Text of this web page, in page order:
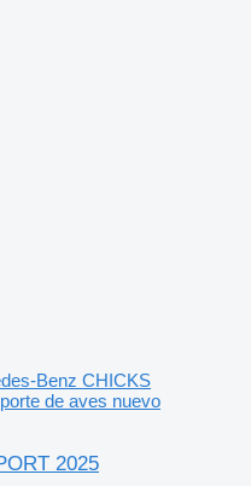
Benz CHICKS
de aves nuevo
2025